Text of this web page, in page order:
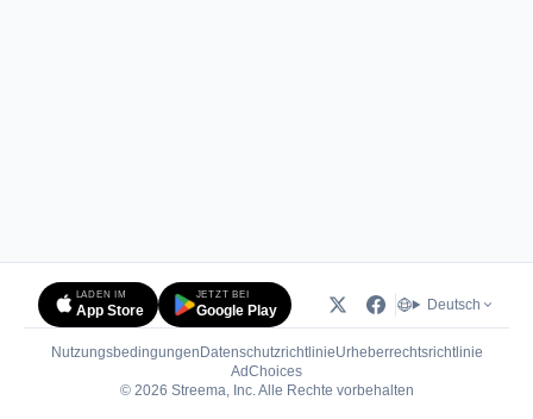
LADEN IM
App Store
JETZT BEI
Google Play Deutsch
Nutzungsbedingungen DatenschutzrichtlinieUrheberrechtsrichtlinie
AdChoices(öffnet in neuem Tab)
© 2026 Streema, Inc. Alle Rechte vorbehalten